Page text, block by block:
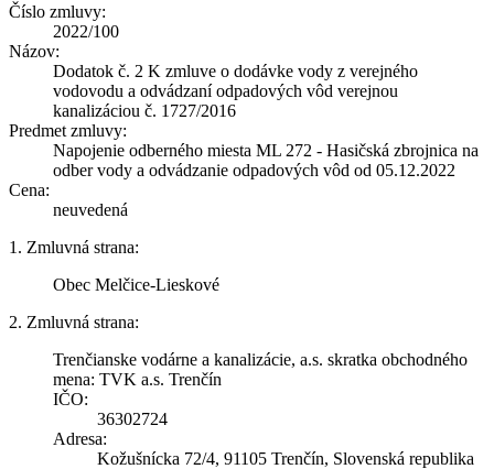
Číslo zmluvy:
2022/100
Názov:
Dodatok č. 2 K zmluve o dodávke vody z verejného
vodovodu a odvádzaní odpadových vôd verejnou
kanalizáciou č. 1727/2016
Predmet zmluvy:
Napojenie odberného miesta ML 272 - Hasičská zbrojnica na
odber vody a odvádzanie odpadových vôd od 05.12.2022
Cena:
neuvedená
1. Zmluvná strana:
Obec Melčice-Lieskové
2. Zmluvná strana:
Trenčianske vodárne a kanalizácie, a.s. skratka obchodného
mena: TVK a.s. Trenčín
IČO:
36302724
Adresa:
Kožušnícka 72/4, 91105 Trenčín, Slovenská republika